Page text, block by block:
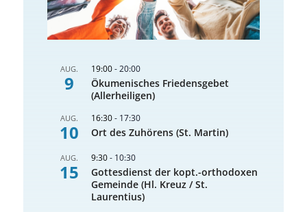
AUG.
9
19:00-20:00
Ökumenisches Friedensgebet
(Allerheiligen)
AUG.
10
16:30- 17:30
Ort des Zuhörens (St. Martin)
AUG.
15
9:30- 10:30
Gottesdienst der kopt.-orthodoxen
Gemeinde (Hl. Kreuz / St.
Laurentius)